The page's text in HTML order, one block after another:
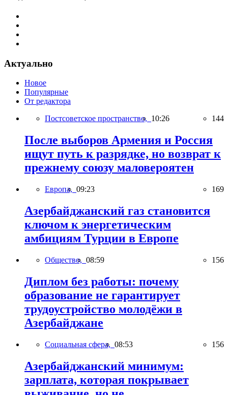
Актуально
Новое
Популярные
От редактора
Постсоветское пространство, 10:26 144
После выборов Армения и Россия
ищут путь к разрядке, но возврат к
прежнему союзу маловероятен
Европа, 09:23 169
Азербайджанский газ становится
ключом к энергетическим
амбициям Турции в Европе
Общество, 08:59 156
Диплом без работы: почему
образование не гарантирует
трудоустройство молодёжи в
Азербайджане
Социальная сфера, 08:53 156
Азербайджанский минимум:
зарплата, которая покрывает